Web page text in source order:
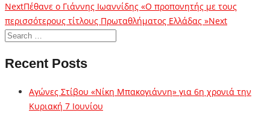
NextΠέθανε ο Γιάννης Ιωαννίδης «Ο προπονητής με τους
περισσότερους τίτλους Πρωταθλήματος Ελλάδας »Next
Recent Posts
Αγώνες Στίβου «Νίκη Μπακογιάννη» για 6η χρονιά την
Κυριακή 7 Ιουνίου